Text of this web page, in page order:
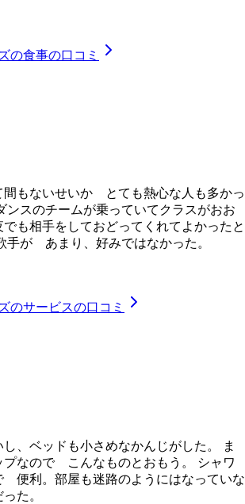
の食事の口コミ
もないせいか とても熱心な人も多かっ
ンスのチームが乗っていてクラスがおお
も相手をしておどってくれてよかったと
手が あまり、好みではなかった。
のサービスの口コミ
、ベッドも小さめなかんじがした。 ま
プなので こんなものとおもう。 シャワ
利。部屋も迷路のようにはなっていな
た。